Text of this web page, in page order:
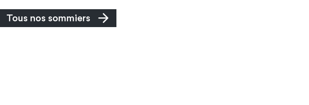
Tous nos sommiers